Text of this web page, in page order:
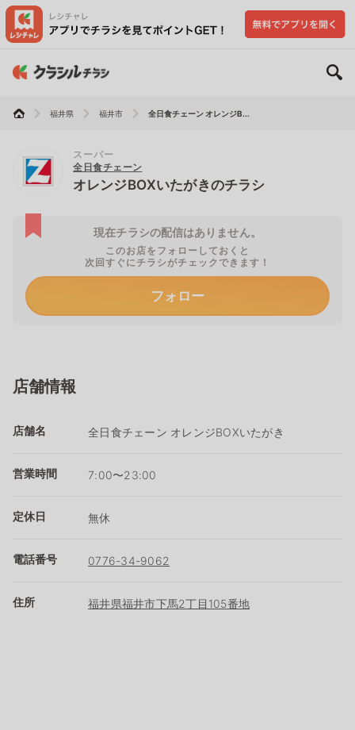
福井県 福井市 全日食チェーン オレンジB...
スーパー
全日食チェーン
オレンジBOXいたがきのチラシ
現在チラシの配信はありません。
このお店をフォローしておくと
次回すぐにチラシがチェックできます！
フォロー
店舗情報
店舗名 全日食チェーン オレンジBOXいたがき
営業時間 7:00〜23:00
定休日 無休
電話番号 0776-34-9062
住所 福井県福井市下馬2丁目105番地